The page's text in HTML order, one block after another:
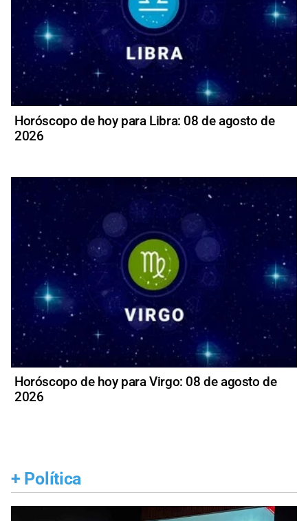
Horóscopo de hoy para Libra: 08 de agosto de
2026
Horóscopo de hoy para Virgo: 08 de agosto de
2026
+ Política